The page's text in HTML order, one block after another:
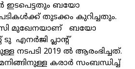
ഇടപെട്ടതും ബയോ
തുടക്കം കുറിച്ചതും.
മുഖേനയാണ് ബയോ
ടു എനര്‍ജി പ്ലാന്റ്
നടപടി 2019 ല്‍ ആരംഭിച്ചത്.
കരാര്‍ സംബന്ധിച്ച്